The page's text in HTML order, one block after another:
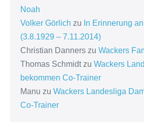
Noah
Volker Görlich zu In Erinnerung
(3.8.1929 – 7.11.2014)
Christian Danners zu Wackers
Thomas Schmidtzu Wackers
bekommen Co-Trainer
Manu zu Wackers Landesliga
Co-Trainer